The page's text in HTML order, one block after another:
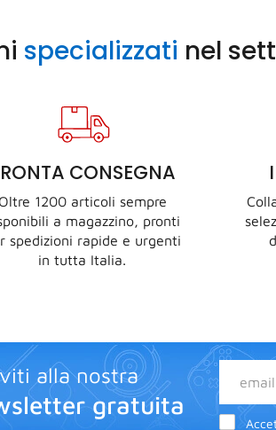
specializzati nel
CONSEGNA
Oltre 1200 articoli sempre
a magazzino, pronti
spedizioni rapide e urgenti
in tutta Italia.
alla nostra
gratuita